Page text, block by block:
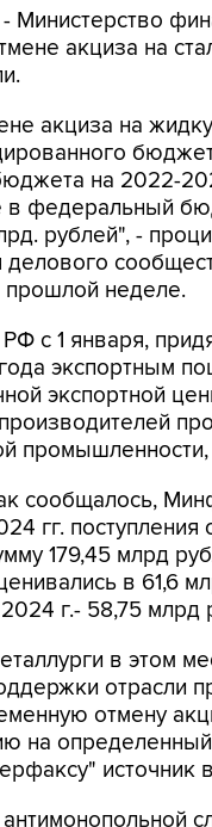
- Министерство
акциза на
акциза на
на 2022-
в федеральный
рублей", -
прошлой неделе.
РФ с 1 января,
экспортным
экспортной
промышленности,
сообщалось,
гг.
179,45 млрд
в 61,6
г.- 58,75 млрд
в этом
отрасли
отмену
на
источник